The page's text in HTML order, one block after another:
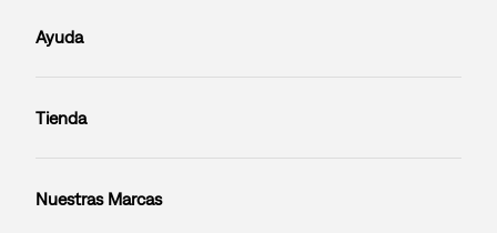
Ayuda
Tienda
Nuestras Marcas